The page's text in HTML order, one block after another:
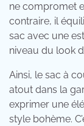
ne compromet
contraire, il
sac avec une
niveau du look
Ainsi, le sac à
atout dans la
exprimer une
style bohème.